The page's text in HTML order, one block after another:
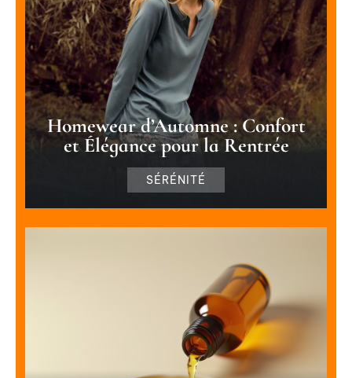
Homewear d’Automne : Confort
et Élégance pour la Rentrée
SÉRÉNITÉ